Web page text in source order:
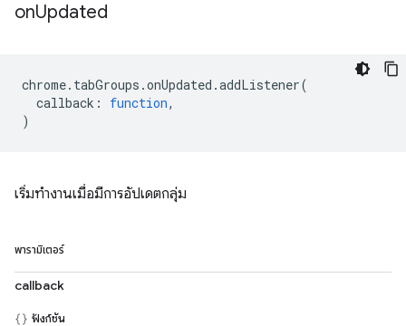
onUpdated
chrome. tabGroups .onUpdated .addListener(
callback : function,
)
เริ่มทำงานเมื่อมีการอัปเดตกลุ่ม
พารามิเตอร์
callback
ฟังก์ชัน